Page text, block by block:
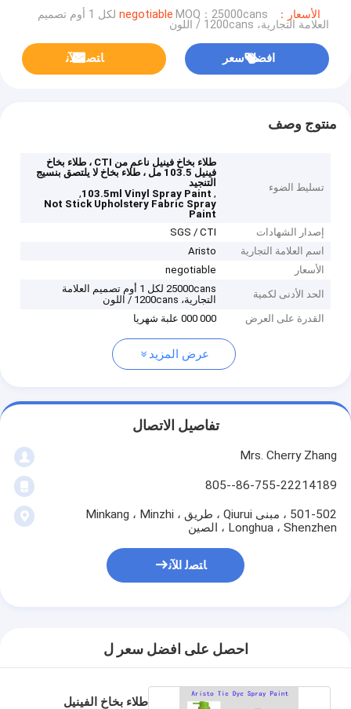
الأسعار：negotiable MOQ：25000cans لكل 1 أوم تصميم
العلامة التجارية، 1200cans / اللون
افضل سعر ﺎﺘﺼﻟ ﺍﻶﻧ
منتوج وصف
تسليط الضوء
طلاء بخاخ فينيل ناعم من CTI ، طلاء بخاخ
فينيل 103.5 مل ، طلاء بخاخ لا يلتصق بنسيج
التنجيد
,
103.5ml Vinyl Spray Paint
,
Not Stick Upholstery Fabric Spray
Paint
إصدار الشهادات
SGS / CTI
اسم العلامة التجارية
Aristo
الأسعار
negotiable
الحد الأدنى لكمية
25000cans لكل 1 أوم تصميم العلامة
التجارية، 1200cans / اللون
القدرة على العرض
000 000 علبة شهريا
عرض المزيد
تفاصيل الاتصال
Mrs. Cherry Zhang
86-755-22214189--805
501-502 ، مبنى Qiurui ، طريق Minkang ، Minzhi ،
Longhua ، Shenzhen ، الصين
ﺎﺘﺼﻟ ﺍﻶﻧ
احصل على افضل سعر ل
طلاء بخاخ الفينيل